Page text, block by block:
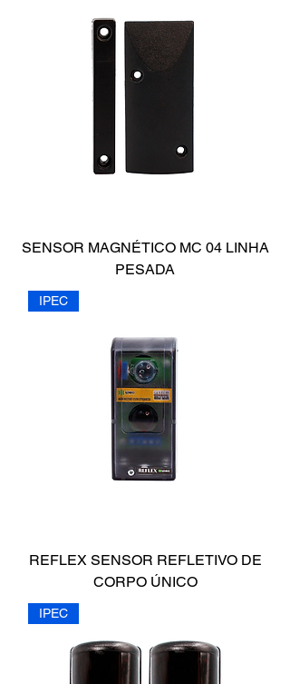
SENSOR MAGNÉTICO MC 04 LINHA
PESADA
IPEC
REFLEX SENSOR REFLETIVO DE
CORPO ÚNICO
IPEC